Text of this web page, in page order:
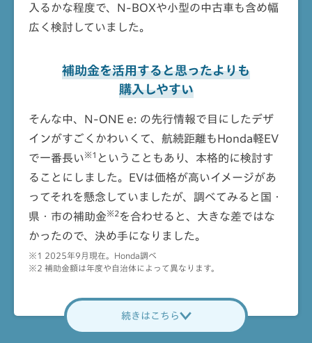
入るかな程度で、N-BOXや小型の中古車も含め幅
広く検討していました。
補助金を活用すると思ったよりも
購入しやすい
そんな中、N-ONE e: の先行情報で目にしたデザ
インがすごくかわいくて、航続距離もHonda軽EV
で一番長い※1 ということもあり、本格的に検討す
ることにしました。EVは価格が高いイメージがあ
ってそれを懸念していましたが、調べてみると国・
県・市の補助金※2を合わせると、大きな差ではな
かったので、決め手になりました。
※1 2025年9月現在。Honda調べ
※2 補助金額は年度や自治体によって異なります。
続きはこちら